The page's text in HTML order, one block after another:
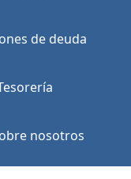
de deuda
nosotros